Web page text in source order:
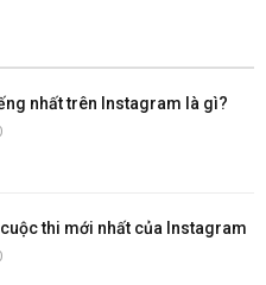
nhất trên Instagram là gì?
cuộc thi mới nhất của Instagram